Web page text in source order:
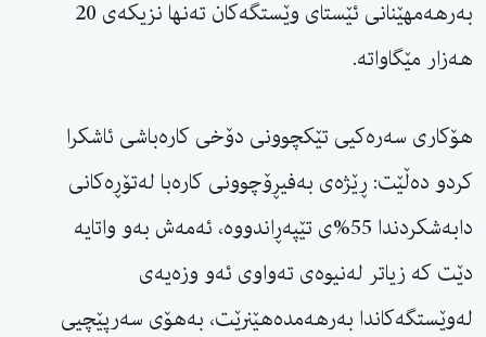
بەرهەمهێنانی ئێستای وێستگەکان تەنها نزیکەی 20
هەزار مێگاواتە.
هۆکاری سەرەکیی تێکچوونی دۆخی کارەباشی ئاشکرا
کردو دەڵێت: ڕێژەی بەفیڕۆچوونی کارەبا لەتۆڕەکانی
دابەشکردندا 55%ی تێپەڕاندووە، ئەمەش بەو واتایە
دێت کە زیاتر لەنیوەی تەواوی ئەو وزەیەی
لەوێستگەکاندا بەرهەمدەهێنرێت، بەهۆی سەرپێچیی